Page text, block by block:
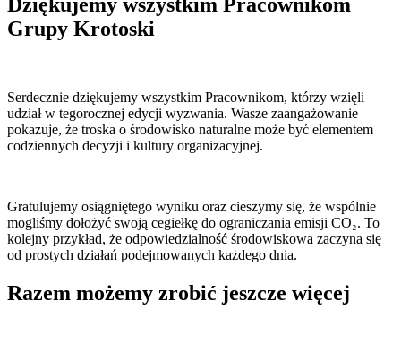
Dziękujemy wszystkim Pracownikom
Grupy Krotoski
Serdecznie dziękujemy wszystkim Pracownikom, którzy wzięli
udział w tegorocznej edycji wyzwania. Wasze zaangażowanie
pokazuje, że troska o środowisko naturalne może być elementem
codziennych decyzji i kultury organizacyjnej.
Gratulujemy osiągniętego wyniku oraz cieszymy się, że wspólnie
mogliśmy dołożyć swoją cegiełkę do ograniczania emisji CO₂. To
kolejny przykład, że odpowiedzialność środowiskowa zaczyna się
od prostych działań podejmowanych każdego dnia.
Razem możemy zrobić jeszcze więcej